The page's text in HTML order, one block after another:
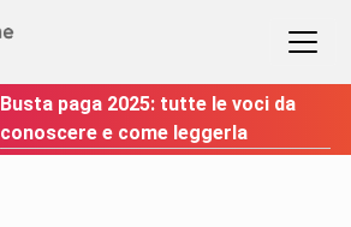
Busta paga 2025: tutte le voci da
conoscere e come leggerla